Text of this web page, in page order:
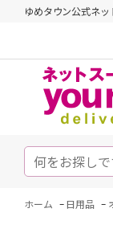
ゆめタウン公式ネ
ホーム - 日用品 -